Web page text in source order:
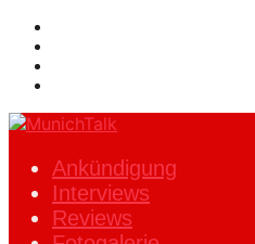
Ankündigung
Interviews
Reviews